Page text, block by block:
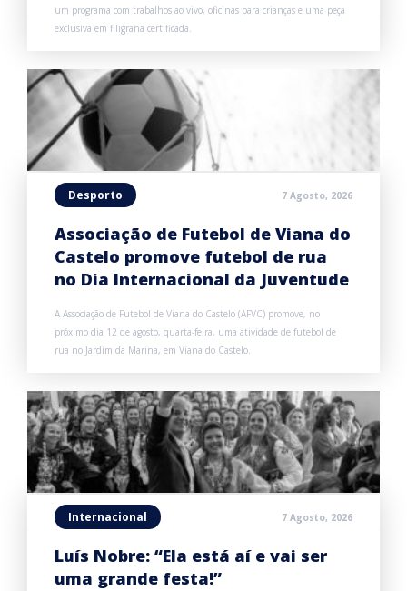
um programa com trabalhos ao vivo, oficinas para crianças e uma peça
exclusiva em filigrana certificada.
Desporto 7 Agosto, 2026
Associação de Futebol de Viana do
Castelo promove futebol de rua
no Dia Internacional da Juventude
A Associação de Futebol de Viana do Castelo (AFVC) promove, no
próximo dia 12 de agosto, quarta-feira, uma atividade de futebol de
rua no Jardim da Marina, em Viana do Castelo.
Internacional 7 Agosto, 2026
Luís Nobre: “Ela está aí e vai ser
uma grande festa!”